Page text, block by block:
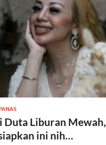
Duta Liburan
ini nih…